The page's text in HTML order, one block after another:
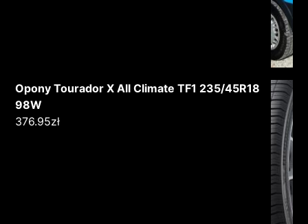
Opony Tourador X All Climate TF1 235/45R18
98W
376.95zł